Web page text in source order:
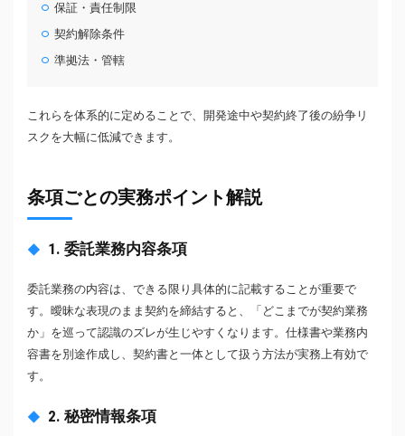
保証・責任制限
契約解除条件
準拠法・管轄
これらを体系的に定めることで、開発途中や契約終了後の紛争リ
スクを大幅に低減できます。
条項ごとの実務ポイント解説
1. 委託業務内容条項
委託業務の内容は、できる限り具体的に記載することが重要で
す。曖昧な表現のまま契約を締結すると、「どこまでが契約業務
か」を巡って認識のズレが生じやすくなります。仕様書や業務内
容書を別途作成し、契約書と一体として扱う方法が実務上有効で
す。
2. 秘密情報条項